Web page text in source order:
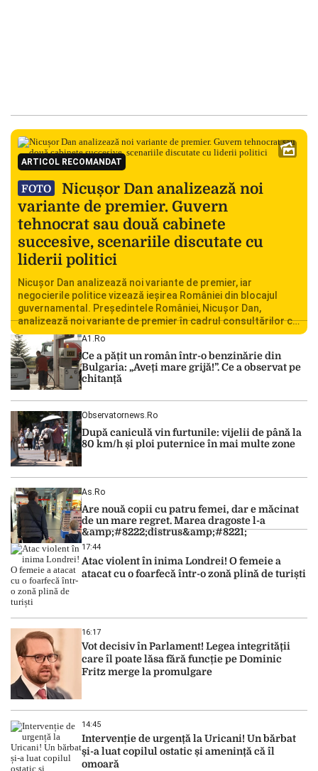
ARTICOL RECOMANDAT
FOTO
Nicușor Dan analizează noi
variante de premier. Guvern
tehnocrat sau două cabinete
succesive, scenariile discutate cu
liderii politici
Nicușor Dan analizează noi variante de premier, iar
negocierile politice vizează ieșirea României din blocajul
guvernamental. Președintele României, Nicușor Dan,
analizează noi variante de premier în cadrul consultărilor cu
liderii politici. Ciprian Ciucu vorbește despre scenariul unui
guvern tehnocrat și despre posibilitatea a două cabinete
succesive. Nicușor Dan analizează noi variante de premier
România traversează […]
A1.ro
Ce a pățit un român într-o benzinărie din
Bulgaria: „Aveți mare grijă!”. Ce a observat pe
chitanță
Observatornews.ro
După caniculă vin furtunile: vijelii de până la
80 km/h și ploi puternice în mai multe zone
As.ro
Are nouă copii cu patru femei, dar e măcinat
de un mare regret. Marea dragoste l-a
&amp;#8222;distrus&amp;#8221;
17:44
Atac violent în inima Londrei! O femeie a
atacat cu o foarfecă într-o zonă plină de turiști
16:17
Vot decisiv în Parlament! Legea integrității
care îl poate lăsa fără funcție pe Dominic
Fritz merge la promulgare
14:45
Intervenție de urgență la Uricani! Un bărbat
și-a luat copilul ostatic și amenință că îl
omoară